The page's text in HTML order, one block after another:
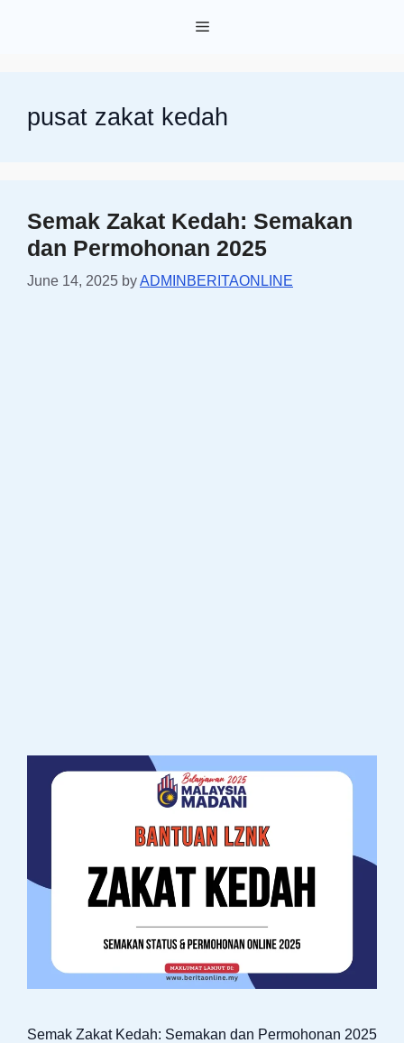
Menu
pusat zakat kedah
Semak Zakat Kedah: Semakan
dan Permohonan 2025
June 14, 2025 byADMINBERITAONLINE
Semak Zakat Kedah: Semakan dan Permohonan 2025